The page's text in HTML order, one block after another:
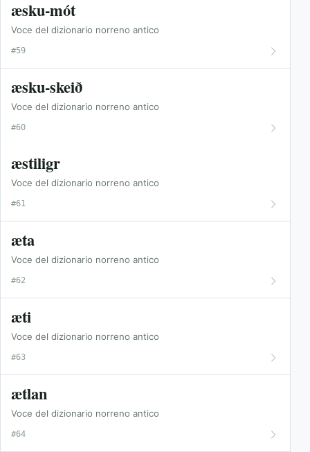
æsku-mót
Voce del dizionario norreno antico
#59
æsku-skeið
Voce del dizionario norreno antico
#60
æstiligr
Voce del dizionario norreno antico
#61
æta
Voce del dizionario norreno antico
#62
æti
Voce del dizionario norreno antico
#63
ætlan
Voce del dizionario norreno antico
#64